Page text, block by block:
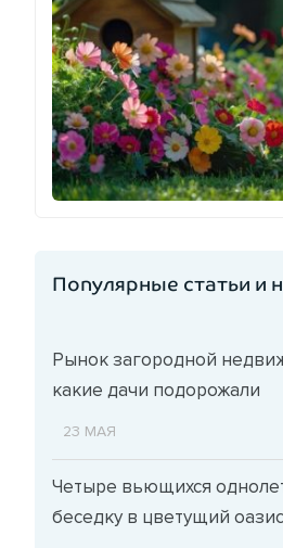
Популярные статьи и
Рынок загородной
какие дачи подорожали
23 МАЯ
Четыре вьющихся
беседку в цветущий оазис